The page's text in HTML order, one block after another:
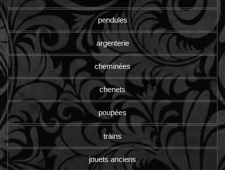
pendules
argenterie
cheminées
chenets
poupées
trains
jouets anciens